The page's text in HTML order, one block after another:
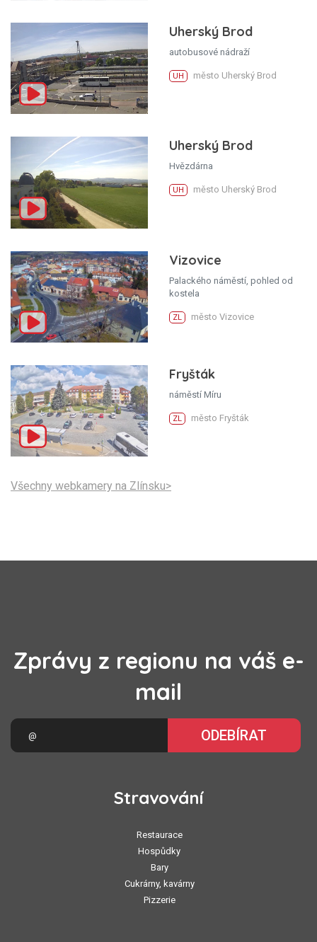
Uherský Brod
autobusové nádraží
UH město Uherský Brod
Uherský Brod
Hvězdárna
UH město Uherský Brod
Vizovice
Palackého náměstí, pohled od
kostela
ZL město Vizovice
Fryšták
náměstí Míru
ZL město Fryšták
Všechny webkamery na Zlínsku>
Zprávy z regionu na váš e-
mail
ODEBÍRAT
Stravování
Restaurace
Hospůdky
Bary
Cukrárny, kavárny
Pizzerie